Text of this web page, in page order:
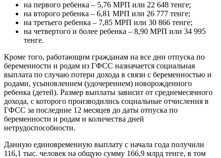
на первого ребенка – 5,76 МРП или 22 648 тенге;
на второго ребенка – 6,81 МРП или 26 777 тенге;
на третьего ребенка – 7,85 МРП или 30 866 тенге;
на четвертого и более ребенка – 8,90 МРП или 34 995
тенге.
Кроме того, работающим гражданам на все дни отпуска по
беременности и родам из ГФСС назначается социальная
выплата по случаю потери дохода в связи с беременностью и
родами, усыновлением (удочерением) новорожденного
ребенка (детей). Размер выплаты зависит от среднемесячного
дохода, с которого производились социальные отчисления в
ГФСС за последние 12 месяцев до даты отпуска по
беременности и родам и количества дней
нетрудоспособности.
Данную единовременную выплату c начала года получили
116,1 тыс. человек на общую сумму 166,9 млрд тенге, в том